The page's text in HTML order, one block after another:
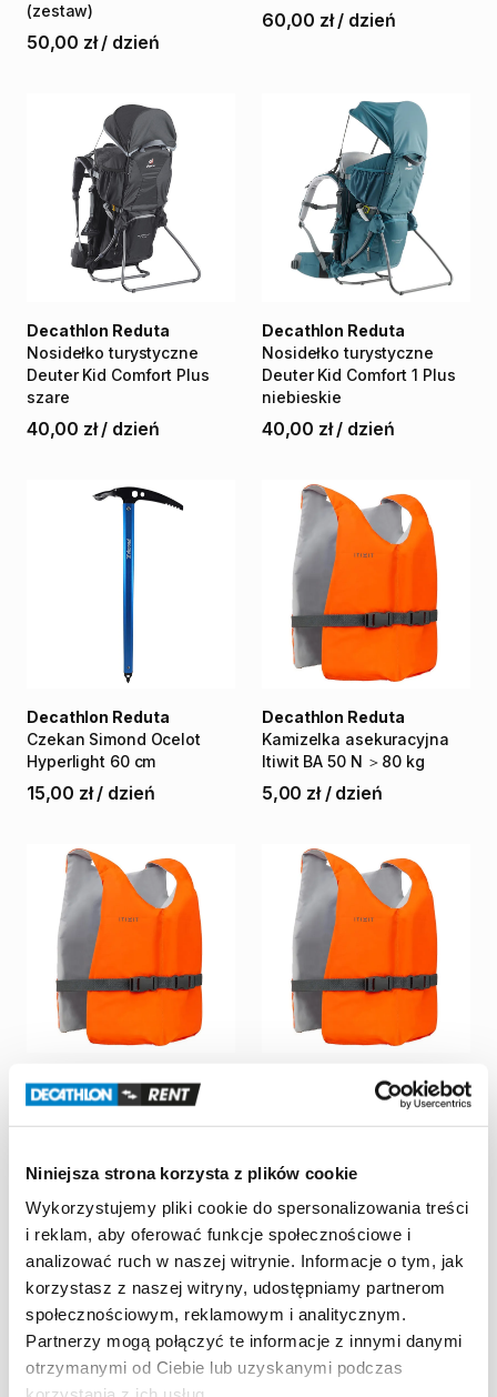
Niniejsza strona korzysta z plików cookie
Wykorzystujemy pliki cookie do spersonalizowania treści
i reklam, aby oferować funkcje społecznościowe i
analizować ruch w naszej witrynie. Informacje o tym, jak
korzystasz z naszej witryny, udostępniamy partnerom
społecznościowym, reklamowym i analitycznym.
Partnerzy mogą połączyć te informacje z innymi danymi
otrzymanymi od Ciebie lub uzyskanymi podczas
(zestaw)
50,00 zł / dzień
60,00 zł / dzień
Nosidełko turystyczne
Deuter Kid Comfort Plus
szare
Decathlon Reduta
40,00 zł / dzień
Nosidełko turystyczne
Deuter Kid Comfort 1 Plus
niebieskie
Decathlon Reduta
40,00 zł / dzień
Czekan Simond Ocelot
Hyperlight 60 cm
Decathlon Reduta
15,00 zł / dzień
Kamizelka asekuracyjna
Itiwit BA 50 N ＞80 kg
Decathlon Reduta
5,00 zł / dzień
Kamizelka asekuracyjna
Itiwit BA 50 N 60-80 kg
Decathlon Reduta
asekuracyjna
Itiwit BA 50 N 40-60 kg
Decathlon Reduta